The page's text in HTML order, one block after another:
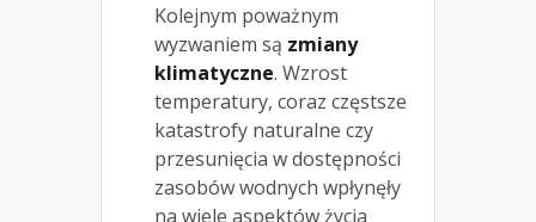
Kolejnym poważnym
wyzwaniem są zmiany
klimatyczne. Wzrost
temperatury, coraz częstsze
katastrofy naturalne czy
przesunięcia w dostępności
zasobów wodnych wpłynęły
na wiele aspektów życia